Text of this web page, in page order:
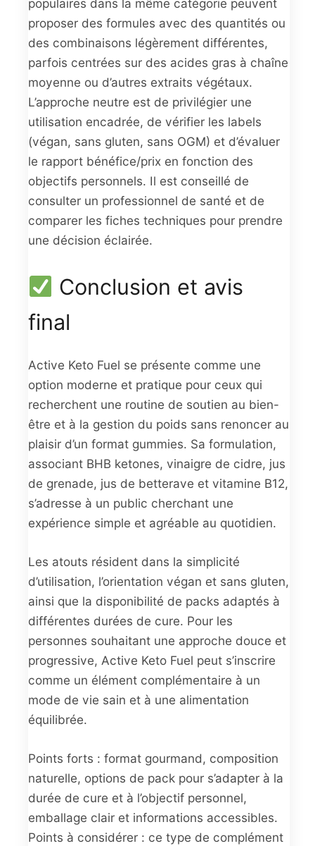
populaires dans la même catégorie peuvent
proposer des formules avec des quantités ou
des combinaisons légèrement différentes,
parfois centrées sur des acides gras à chaîne
moyenne ou d’autres extraits végétaux.
L’approche neutre est de privilégier une
utilisation encadrée, de vérifier les labels
(végan, sans gluten, sans OGM) et d’évaluer
le rapport bénéfice/prix en fonction des
objectifs personnels. Il est conseillé de
consulter un professionnel de santé et de
comparer les fiches techniques pour prendre
une décision éclairée.
Conclusion et avis
final
Active Keto Fuel se présente comme une
option moderne et pratique pour ceux qui
recherchent une routine de soutien au bien-
être et à la gestion du poids sans renoncer au
plaisir d’un format gummies. Sa formulation,
associant BHB ketones, vinaigre de cidre, jus
de grenade, jus de betterave et vitamine B12,
s’adresse à un public cherchant une
expérience simple et agréable au quotidien.
Les atouts résident dans la simplicité
d’utilisation, l’orientation végan et sans gluten,
ainsi que la disponibilité de packs adaptés à
différentes durées de cure. Pour les
personnes souhaitant une approche douce et
progressive, Active Keto Fuel peut s’inscrire
comme un élément complémentaire à un
mode de vie sain et à une alimentation
équilibrée.
Points forts : format gourmand, composition
naturelle, options de pack pour s’adapter à la
durée de cure et à l’objectif personnel,
emballage clair et informations accessibles.
Points à considérer : ce type de complément